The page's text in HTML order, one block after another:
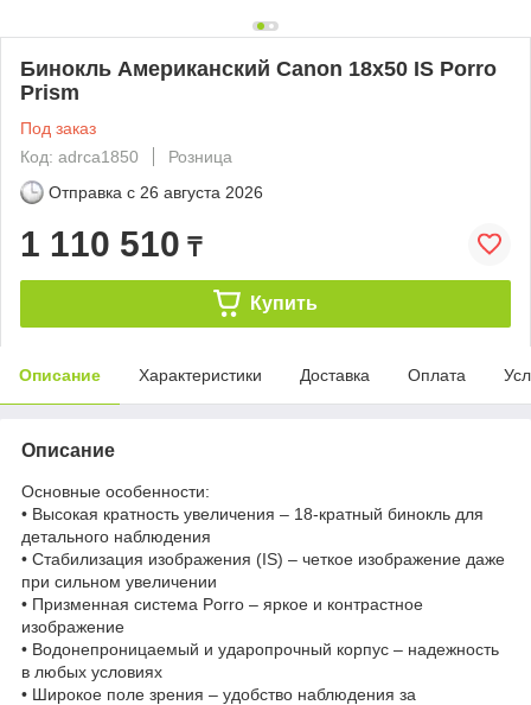
Бинокль Американский Canon 18x50 IS Porro
Prism
Под заказ
Код: adrca1850
Розница
Отправка с 26 августа 2026
1 110 510 ₸
Купить
Описание Характеристики Доставка Оплата
Описание
Основные особенности:
• Высокая кратность увеличения – 18-кратный бинокль для
детального наблюдения
• Стабилизация изображения (IS) – четкое изображение даже
при сильном увеличении
• Призменная система Porro – яркое и контрастное
изображение
• Водонепроницаемый и ударопрочный корпус – надежность
в любых условиях
• Широкое поле зрения – удобство наблюдения за